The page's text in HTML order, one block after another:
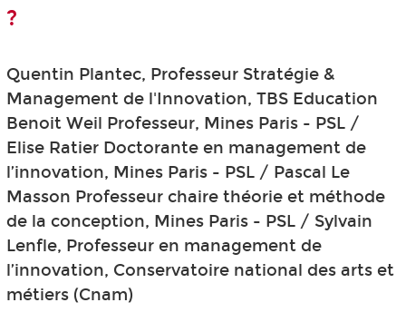
?
Quentin Plantec, Professeur Stratégie &
Management de l'Innovation, TBS Education
Benoit Weil Professeur, Mines Paris - PSL /
Elise Ratier Doctorante en management de
l’innovation, Mines Paris - PSL / Pascal Le
Masson Professeur chaire théorie et méthode
de la conception, Mines Paris - PSL / Sylvain
Lenfle, Professeur en management de
l’innovation, Conservatoire national des arts et
métiers (Cnam)